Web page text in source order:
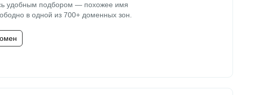
удобным подбором — похожее имя
в одной из 700+ доменных зон.